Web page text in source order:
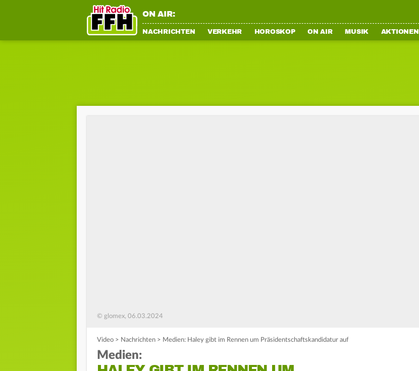
ON AIR:
NACHRICHTEN VERKEHR HOROSKOP ON AIR MUSIK AKTIONEN
© glomex, 06.03.2024
Video > Nachrichten > Medien: Haley gibt im Rennen um Präsidentschaftskandidatur auf
Medien: